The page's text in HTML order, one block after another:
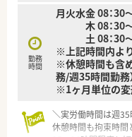
【職場環境と雰囲気】
■店舗には正社員薬
2〜3名体制を敷い
できます。
■優秀な医療事務ス
ており、薬剤師が
■従業員同士が日頃
付いており、接遇の
勤務
時間
月火水金 08：30
木 08：30～
土 08：30～
※上記時間内よ
※休憩時間も含
務/週35時間勤務
※1ヶ月単位の
＼実労働時間は週35
休憩時間も拘束時間